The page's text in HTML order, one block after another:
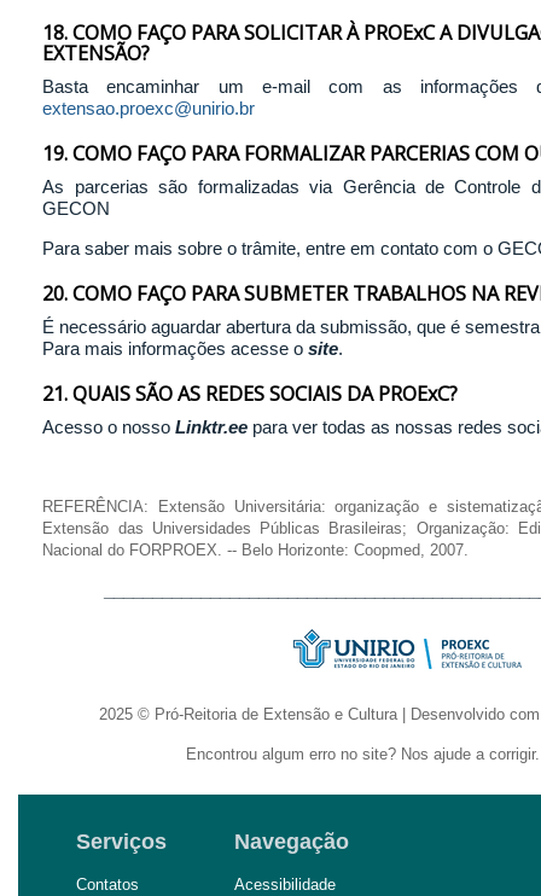
18. COMO FAÇO PARA SOLICITAR À PROExC A
EXTENSÃO?
Basta encaminhar um e-mail com as informações
extensao.proexc@unirio.br
19. COMO FAÇO PARA FORMALIZAR PARCERIAS COM
As parcerias são formalizadas via Gerência de Controle
GECON
Para saber mais sobre o trâmite, entre em contato com o
20. COMO FAÇO PARA SUBMETER TRABALHOS NA
É necessário aguardar abertura da submissão, que é
Para mais informações acesse osite.
21. QUAIS SÃO AS REDES SOCIAIS DA PROExC?
Acesso o nossoLinktr.ee para ver todas as nossas redes
REFERÊNCIA: Extensão Universitária: organização e
Extensão das Universidades Públicas Brasileiras; Organização:
Nacional do FORPROEX. -- Belo Horizonte: Coopmed, 2007.
2025 © Pró-Reitoria de Extensão e Cultura | Desenvolvido
Encontrou algum erro no site? Nos ajude a
Serviços
Contatos
Navegação
Acessibilidade